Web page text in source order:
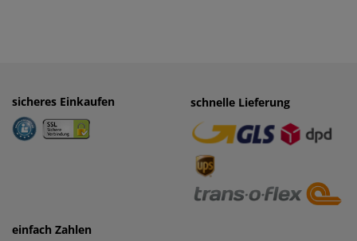
sicheres Einkaufen einfaches Zahlen
· Rechnung
· Vorkasse
schnelle Lieferung
einfach Zahlen